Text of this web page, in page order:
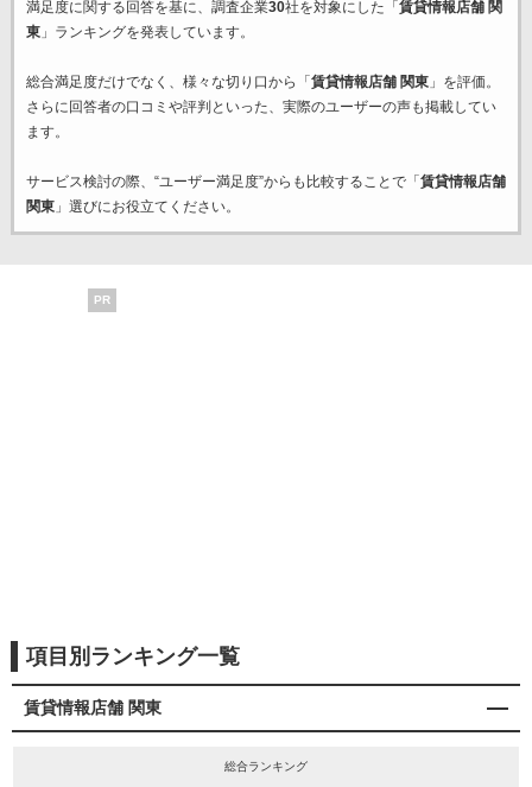
満足度に関する回答を基に、調査企業30社を対象にした「 賃貸情報店舗 関
東」ランキングを発表しています。
総合満足度だけでなく、様々な切り口から「 賃貸情報店舗 関東」を評価。
さらに回答者の口コミや評判といった、実際のユーザーの声も掲載してい
ます。
サービス検討の際、“ユーザー満足度”からも比較することで「 賃貸情報店舗
関東」選びにお役立てください。
PR
項目別ランキング一覧
賃貸情報店舗 関東
総合ランキング